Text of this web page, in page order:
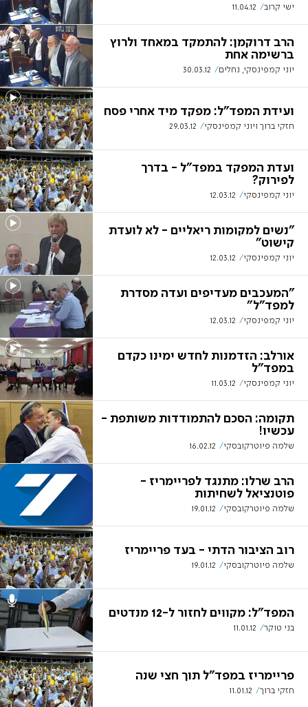
ישי קרוב 11.04.12
הרב דרוקמן: להתמקד במאחד ולרוץ
ברשימה אחת
יוני קמפינסקי, נחלים 30.03.12
ועידת המפד"ל: מפקד מיד אחרי פסח
חזקי ברוך ויוני קמפינסקי 29.03.12
ועדת המפקד במפד"ל - בדרך
לפירוק?
יוני קמפינסקי 12.03.12
"נשים למקומות ריאליים - לא לועדת
קישוט"
יוני קמפינסקי 12.03.12
"המעכבים מעדיפים ועדה מסדרת
למפד"ל"
יוני קמפינסקי 12.03.12
אורלב: הזדמנות לחדש ימינו כקדם
במפד"ל
יוני קמפינסקי 11.03.12
תקומה: הסכם להתמודדות משותפת -
עכשיו!
שלמה פיוטרקובסקי 16.02.12
הרב שרלו: מתנגד לפריימריז -
פוטנציאל לשחיתות
שלמה פיוטרקובסקי 19.01.12
רוב הציבור הדתי - בעד פריימריז
שלמה פיוטרקובסקי 19.01.12
המפד"ל: מקווים לחזור ל-12 מנדטים
בני טוקר 11.01.12
פריימריז במפד"ל תוך חצי שנה
חזקי ברוך 11.01.12